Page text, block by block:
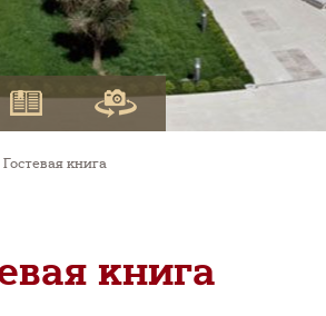
Гостевая книга
книга